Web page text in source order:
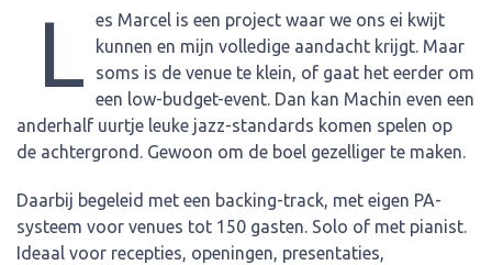
L
es Marcel is een project waar we ons ei kwijt
kunnen en mijn volledige aandacht krijgt. Maar
soms is de venue te klein, of gaat het eerder om
een low-budget-event. Dan kan Machin even een
anderhalf uurtje leuke jazz-standards komen spelen op
de achtergrond. Gewoon om de boel gezelliger te maken.
Daarbij begeleid met een backing-track, met eigen PA-
systeem voor venues tot 150 gasten. Solo of met pianist.
Ideaal voor recepties, openingen, presentaties,